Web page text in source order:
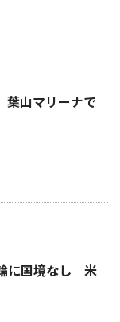
山マリーナで
に国境なし 米